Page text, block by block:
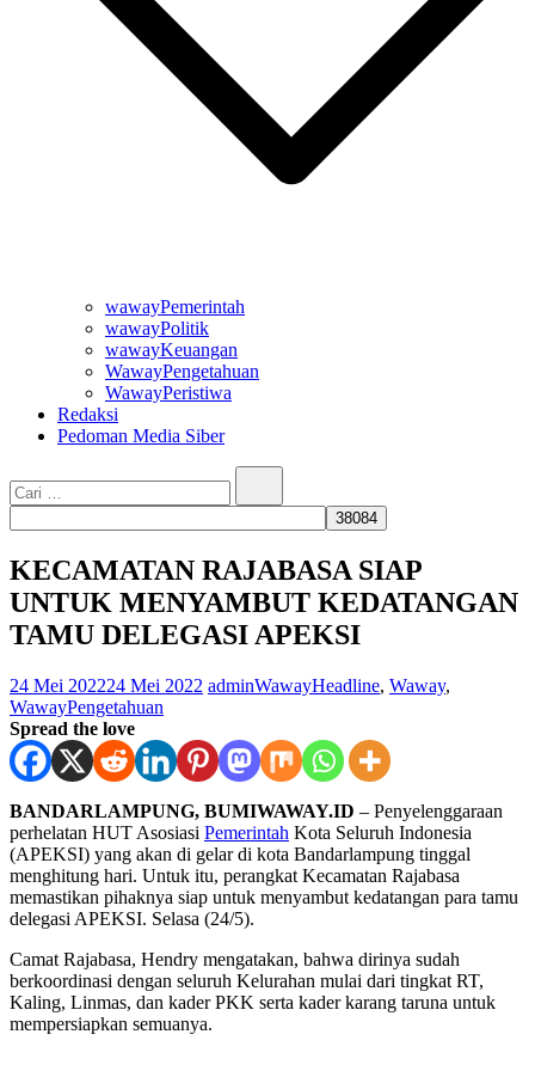
wawayPemerintah
wawayPolitik
wawayKeuangan
WawayPengetahuan
WawayPeristiwa
Redaksi
Pedoman Media Siber
KECAMATAN RAJABASA SIAP
UNTUK MENYAMBUT KEDATANGAN
TAMU DELEGASI APEKSI
24 Mei 202224 Mei 2022 adminWawayHeadline, Waway,
WawayPengetahuan
Spread the love
BANDARLAMPUNG, BUMIWAWAY.ID – Penyelenggaraan
perhelatan HUT Asosiasi Pemerintah Kota Seluruh Indonesia
(APEKSI) yang akan di gelar di kota Bandarlampung tinggal
menghitung hari. Untuk itu, perangkat Kecamatan Rajabasa
memastikan pihaknya siap untuk menyambut kedatangan para tamu
delegasi APEKSI. Selasa (24/5).
Camat Rajabasa, Hendry mengatakan, bahwa dirinya sudah
berkoordinasi dengan seluruh Kelurahan mulai dari tingkat RT,
Kaling, Linmas, dan kader PKK serta kader karang taruna untuk
mempersiapkan semuanya.